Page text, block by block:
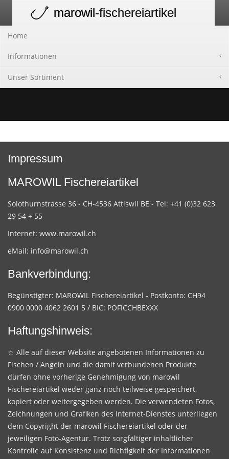
navigation
marowil-fischereiartikel
Home
Informationen
Unser Sortiment
Impressum
MAROWIL Fischereiartikel
Solothurnstrasse 36 - CH-4536 Attiswil BE - Tel: +41 (0)32 623
29 54 + 55
Internet: www.marowil.ch
eMail: info@marowil.ch
Bankverbindung:
Begünstigter: MAROWIL Fischereiartikel - Postkonto: CH94
0900 0000 4062 2601 5 / BIC: POFICCHBEXXX
Haftungshinweis:
☆ Alle auf dieser Website angebotenen Informationen zu
Fischen / Angeln und die damit verbundenen Produkte
dürfen ohne vorherige Genehmigung von marowil
Fischereiartikel weder ganz noch teilweise gespeichert,
kopiert oder weitergegeben werden. Die verwendeten Fotos,
Zeichnungen und Grafiken des Internet-Dienstes unterliegen
dem Copyright der marowil Fischereiartikel oder der
jeweiligen Foto-Agentur. Trotz sorgfältiger inhaltlicher
Kontrolle auf Konsistenz und Richtigkeit der Informationen